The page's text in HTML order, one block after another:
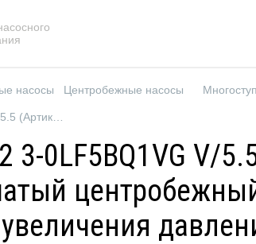
насосы Центробежные насосы
3-0LF5BQ1VG V/